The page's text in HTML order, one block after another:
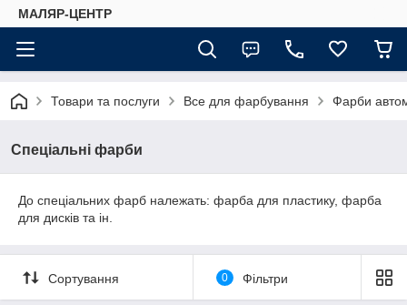
МАЛЯР-ЦЕНТР
Товари та послуги Все для фарбування Фарби
Спеціальні фарби
До спеціальних фарб належать: фарба для пластику, фарба
для дисків та ін.
Сортування 0 Фільтри